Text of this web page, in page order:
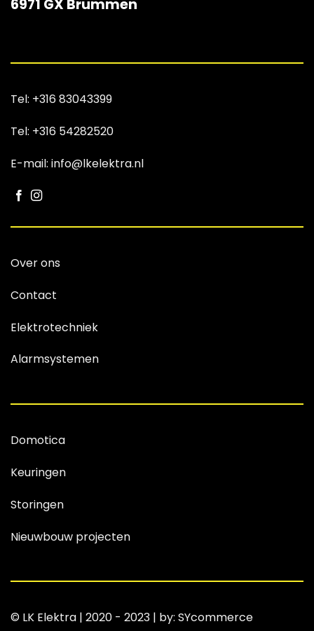
6971 GX Brummen
Tel: +316 83043399
Tel: +316 54282520
E-mail: info@lkelektra.nl
Over ons
Contact
Elektrotechniek
Alarmsystemen
Domotica
Keuringen
Storingen
Nieuwbouw projecten
© LK Elektra | 2020 - 2023 | by: SYcommerce